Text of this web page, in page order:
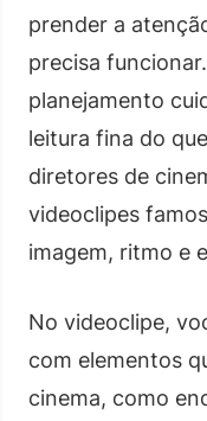
prender a
precisa
planejamento
leitura fina do
diretores de
videoclipes
imagem, ritmo e
No videoclipe,
com elementos
cinema, como